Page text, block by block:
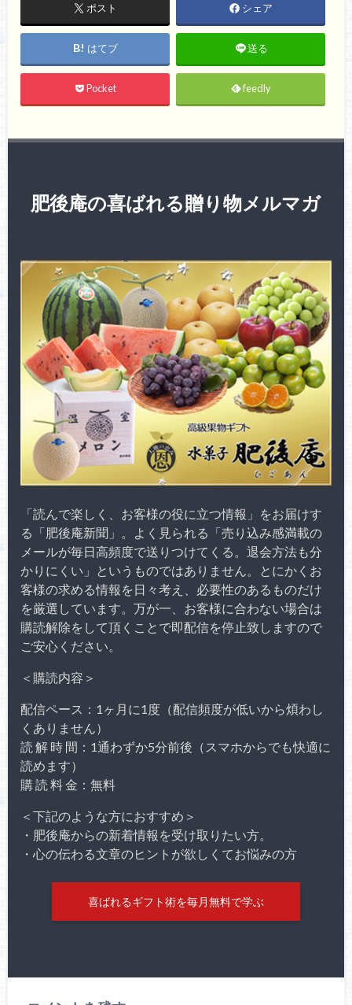
ポスト シェア
はてブ 送る
Pocket feedly
肥後庵の喜ばれる贈り物メルマガ
「読んで楽しく、お客様の役に立つ情報」をお届けす
る「肥後庵新聞」。よく見られる「売り込み感満載の
メールが毎日高頻度で送りつけてくる。退会方法も分
かりにくい」というものではありません。とにかくお
客様の求める情報を日々考え、必要性のあるものだけ
を厳選しています。万が一、お客様に合わない場合は
購読解除をして頂くことで即配信を停止致しますので
ご安心ください。
＜購読内容＞
配信ペース：1ヶ月に1度（配信頻度が低いから煩わし
くありません）
読 解 時 間：1通わずか5分前後（スマホからでも快適に
読めます）
購 読 料 金：無料
＜下記のような方におすすめ＞
・肥後庵からの新着情報を受け取りたい方。
・心の伝わる文章のヒントが欲しくてお悩みの方
喜ばれるギフト術を毎月無料で学ぶ